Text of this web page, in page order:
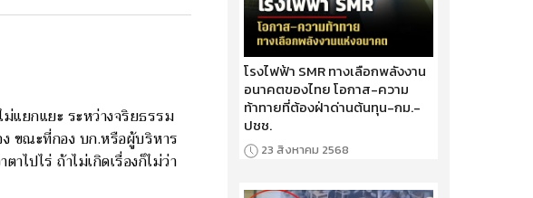
แยกแยะ ระหว่างจริยธรรม
ขณะที่กอง บก.หรือผู้บริหาร
ไปไร่ ถ้าไม่เกิดเรื่องก็ไม่ว่า
โรงไฟฟ้า SMR ทางเลือกพลังงาน
อนาคตของไทย โอกาส-ความ
ท้าทายที่ต้องฝ่าด่านต้นทุน-กม.-
ปชช.
23 สิงหาคม 2568